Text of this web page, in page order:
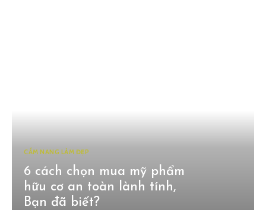
CẨM NANG LÀM ĐẸP
6 cách chọn mua mỹ phẩm
hữu cơ an toàn lành tính,
Bạn đã biết?